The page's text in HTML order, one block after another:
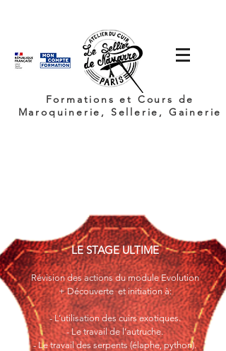
Formations et Cours de
Maroquinerie, Sellerie, Gainerie
LE STAGE ULTIME
Révision des actions du module Evolution
+ Découverte et initiation à:
- L’utilisation des cuirs exotiques.
- Le travail de l’autruche.
- Le travail des serpents (élaphe, python).